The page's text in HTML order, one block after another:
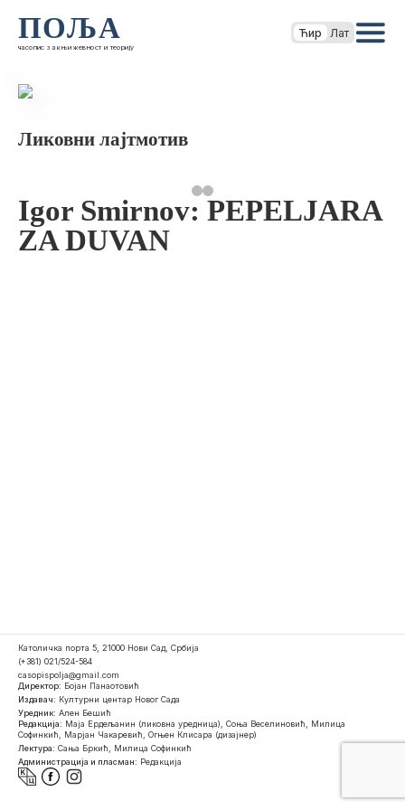
ПОЉА
часопис за књижевност и теорију
Ћир Лат
Ликовни лајтмотив
Igor Smirnov: PEPELJARA
ZA DUVAN
Католичка порта 5, 21000 Нови Сад, Србија
(+381) 021/524-584
casopispolja@gmail.com
Директор: Бојан Панаотовић
Издавач: Културни центар Новог Сада
Уредник: Ален Бешић
Редакција: Маја Ердељанин (ликовна уредница), Соња Веселиновић, Милица
Софинкић, Марјан Чакаревић, Огњен Клисара (дизајнер)
Лектура: Сања Бркић, Милица Софинкић
Администрација и пласман: Редакција